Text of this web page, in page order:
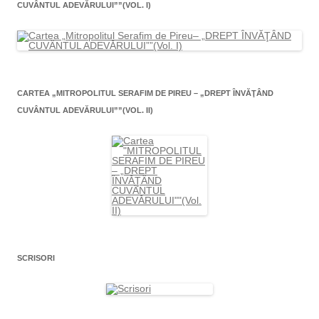
CUVÂNTUL ADEVĂRULUI””(VOL. I)
CARTEA „MITROPOLITUL SERAFIM DE PIREU – „DREPT ÎNVĂŢÂND
CUVÂNTUL ADEVĂRULUI””(VOL. II)
SCRISORI